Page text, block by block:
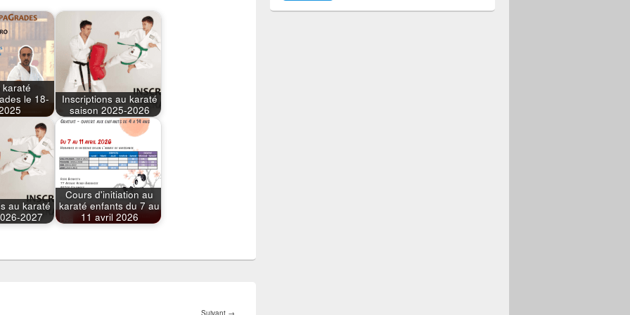
karaté
le 18-
Inscriptions au karaté
saison 2025-2026
au karaté
2027
Cours d'initiation au
karaté enfants du 7 au
11 avril 2026